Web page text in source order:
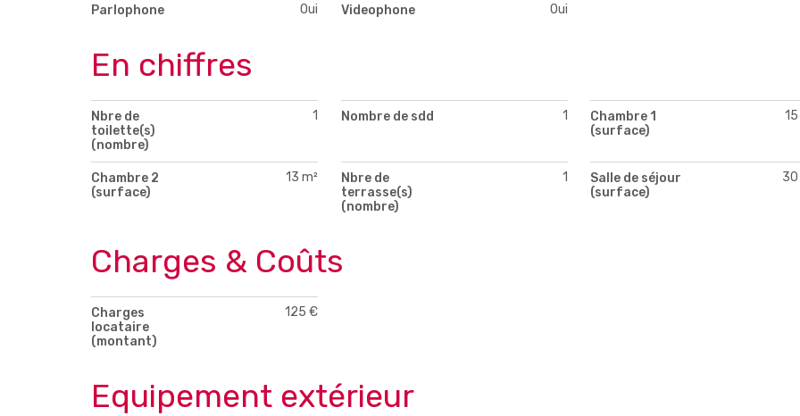
Parlophone Oui Videophone Oui
En chiffres
Nbre de
toilette(s)
(nombre)
1 Nombre de sdd 1
Chambre 1
(surface)
Chambre 2
(surface)
13 m²
Nbre de
terrasse(s)
(nombre)
1
Salle de séjour
(surface)
30
Charges & Coûts
Charges
locataire
(montant)
125 €
Equipement extérieur